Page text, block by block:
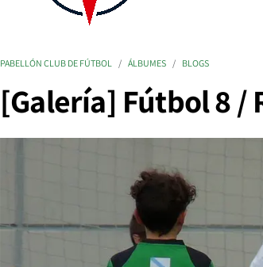
PABELLÓN CLUB DE FÚTBOL ÁLBUMES BLOGS
[Galería] Fútbol 8 /